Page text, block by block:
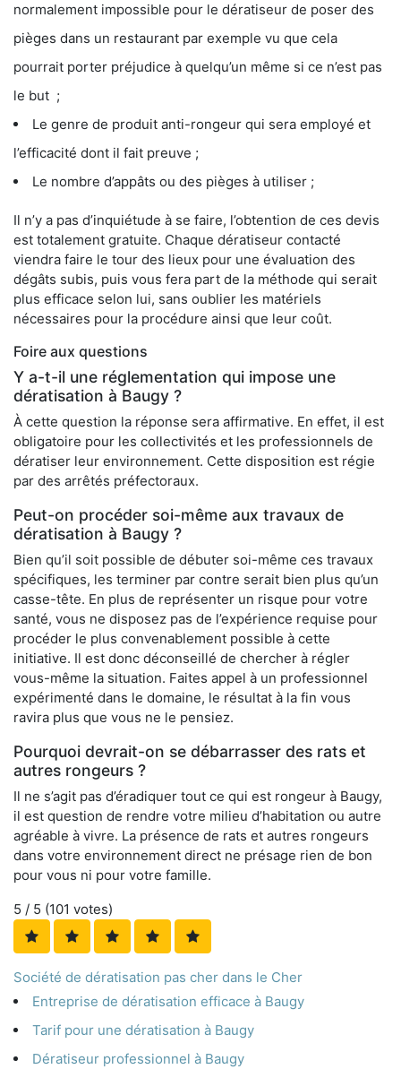
normalement impossible pour le dératiseur de poser des
pièges dans un restaurant par exemple vu que cela
pourrait porter préjudice à quelqu’un même si ce n’est pas
le but ;
Le genre de produit anti-rongeur qui sera employé et
l’efficacité dont il fait preuve ;
Le nombre d’appâts ou des pièges à utiliser ;
Il n’y a pas d’inquiétude à se faire, l’obtention de ces devis
est totalement gratuite. Chaque dératiseur contacté
viendra faire le tour des lieux pour une évaluation des
dégâts subis, puis vous fera part de la méthode qui serait
plus efficace selon lui, sans oublier les matériels
nécessaires pour la procédure ainsi que leur coût.
Foire aux questions
Y a-t-il une réglementation qui impose une
dératisation à Baugy ?
À cette question la réponse sera affirmative. En effet, il est
obligatoire pour les collectivités et les professionnels de
dératiser leur environnement. Cette disposition est régie
par des arrêtés préfectoraux.
Peut-on procéder soi-même aux travaux de
dératisation à Baugy ?
Bien qu’il soit possible de débuter soi-même ces travaux
spécifiques, les terminer par contre serait bien plus qu’un
casse-tête. En plus de représenter un risque pour votre
santé, vous ne disposez pas de l’expérience requise pour
procéder le plus convenablement possible à cette
initiative. Il est donc déconseillé de chercher à régler
vous-même la situation. Faites appel à un professionnel
expérimenté dans le domaine, le résultat à la fin vous
ravira plus que vous ne le pensiez.
Pourquoi devrait-on se débarrasser des rats et
autres rongeurs ?
Il ne s’agit pas d’éradiquer tout ce qui est rongeur à Baugy,
il est question de rendre votre milieu d’habitation ou autre
agréable à vivre. La présence de rats et autres rongeurs
dans votre environnement direct ne présage rien de bon
pour vous ni pour votre famille.
5 / 5 (101 votes)
Société de dératisation pas cher dans le Cher
Entreprise de dératisation efficace à Baugy
Tarif pour une dératisation à Baugy
Dératiseur professionnel à Baugy